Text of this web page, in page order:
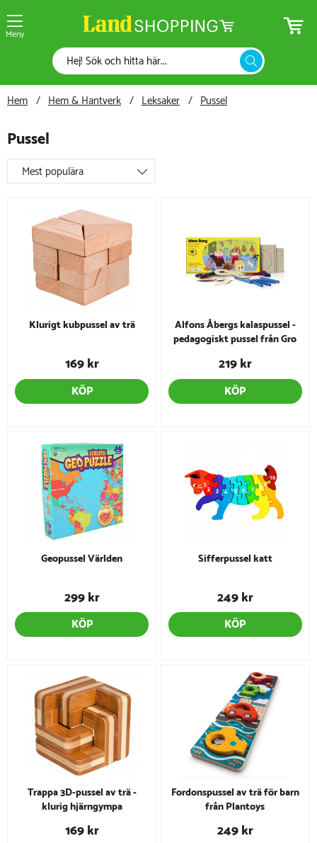
Meny
Hem Hem & Hantverk Leksaker Pussel
Pussel
Mest populära
Klurigt kubpussel av trä
169 kr
KÖP
Alfons Åbergs kalaspussel -
pedagogiskt pussel från Gro
219 kr
KÖP
Geopussel Världen
299 kr
KÖP
Sifferpussel katt
249 kr
KÖP
Trappa 3D-pussel av trä -
klurig hjärngympa
169 kr
Fordonspussel av trä för barn
från Plantoys
249 kr